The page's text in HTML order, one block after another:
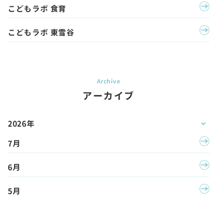
こどもラボ 食育
こどもラボ 東雪谷
アーカイブ
2026年
7月
6月
5月